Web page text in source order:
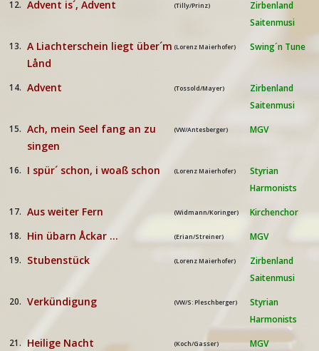
12. Advent is´, Advent (Tilly/Prinz)
Zirbenland
Saitenmusi
13. A Liachterschein liegt über´m
Lånd
(Lorenz Maierhofer) Swing´n Tune
14. Advent (Tossold/Mayer)
Zirbenland
Saitenmusi
15. Ach, mein Seel fang an zu
singen
(VW/Antesberger) MGV
16. I spür´ schon, i woaß schon (Lorenz Maierhofer)
Styrian
Harmonists
17. Aus weiter Fern (Widmann/Koringer) Kirchenchor
18. Hin übarn Åckar ... (Erian/Streiner) MGV
19. Stubenstück (Lorenz Maierhofer)
Zirbenland
Saitenmusi
20. Verkündigung (VW/S: Pleschberger)
Styrian
Harmonists
21. Heilige Nacht (Koch/Gasser) MGV